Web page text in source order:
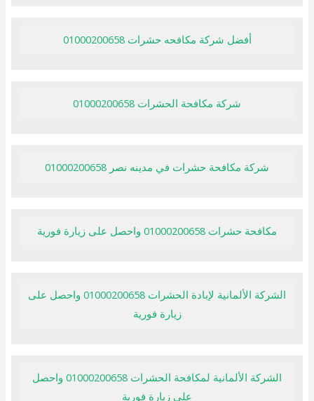
أفضل شركة مكافحه حشرات 01000200658
شركة مكافحة الحشرات 01000200658
شركة مكافحة حشرات في مدينه نصر 01000200658
مكافحة حشرات 01000200658 واحصل على زيارة فورية
الشركة الألمانية لإبادة الحشرات 01000200658 واحصل على
زيارة فورية
الشركة الألمانية لمكافحة الحشرات 01000200658 واحصل
على زيارة فورية